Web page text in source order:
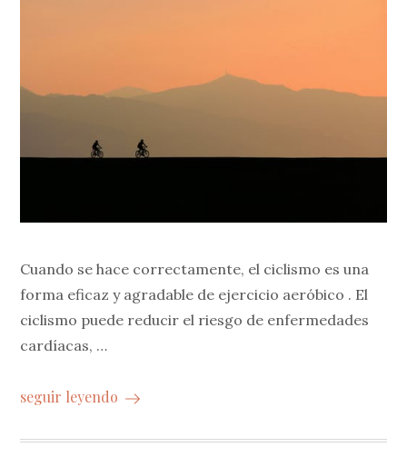
Cuando se hace correctamente, el ciclismo es una
forma eficaz y agradable de ejercicio aeróbico . El
ciclismo puede reducir el riesgo de enfermedades
cardíacas, …
seguir leyendo